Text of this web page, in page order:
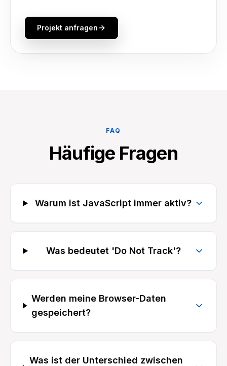
Projekt anfragen
FAQ
Häufige Fragen
Warum ist JavaScript immer aktiv?
Was bedeutet 'Do Not Track'?
Werden meine Browser-Daten
gespeichert?
Was ist der Unterschied zwischen